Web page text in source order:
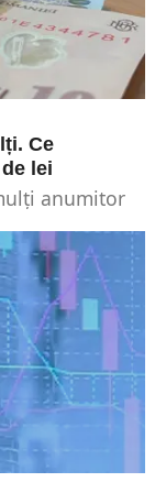
Ce
lei
anumitor